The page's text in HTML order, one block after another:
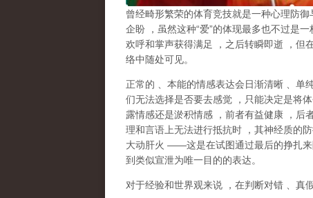
曾经畸形繁荣的体育竞技就是一种心理防御
企盼
，虽然这种“爱”的体现最多也不过是
欢呼和掌声获得满足
，之后转瞬即逝 ，但
络中随处可见。
正常的 、本能的情感表达会日渐清晰 、单
们无法选择是否要去感觉
，只能决定是将
露情感还是淤积情感
，前者有益健康 ，后
理和言语上无法进行抵抗时
，其神经质的
大动肝火 ——这是在试图通过最后的挣扎
到类似宣泄为唯一目的的表达。
对于经验和世界观来说 ，在判断对错 、真